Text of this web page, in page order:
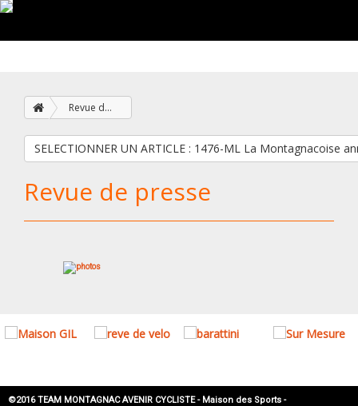
Revue de presse
SELECTIONNER UN ARTICLE : 1476-ML La
Revue de presse
©2016 TEAM MONTAGNAC AVENIR CYCLISTE - Maison des Sports -